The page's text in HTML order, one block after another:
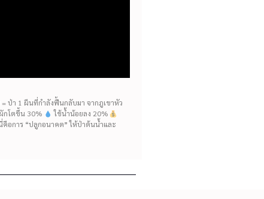
ป่า 1 ผืนที่กำลังฟื้นกลับมา จากภูเขาหัว
กโตขึ้น 30%
ใช้น้ำน้อยลง 20%
อการ “ปลูกอนาคต” ให้ป่าต้นน้ำและ